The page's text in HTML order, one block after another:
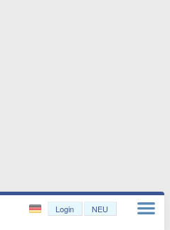
Login NEU